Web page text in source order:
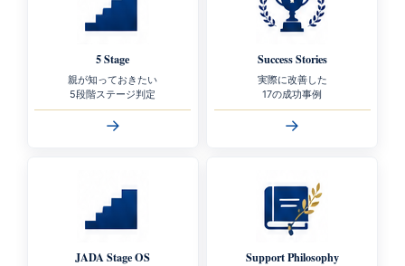
5 Stage
親が知っておきたい
5段階ステージ判定
→
Success Stories
実際に改善した
17の成功事例
→
JADA Stage OS Support Philosophy